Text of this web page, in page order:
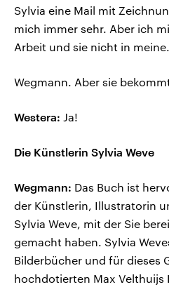
Sylvia eine Mail mit
mich immer sehr. Aber ich
Arbeit und sie nicht in meine.
Wegmann. Aber sie
Westera: Ja!
Die Künstlerin Sylvia Weve
Wegmann: Das Buch ist
der Künstlerin, Illustratorin
Sylvia Weve, mit der Sie
gemacht haben. Sylvia
Bilderbücher und für dieses
hochdotierten Max Velthuijs